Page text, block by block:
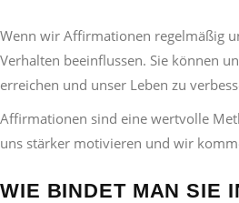
Wenn wir Affirmationen regelmäßig
Verhalten beeinflussen. Sie können
erreichen und unser Leben zu
Affirmationen sind eine wertvolle
uns stärker motivieren und wir
WIE BINDET MAN SIE